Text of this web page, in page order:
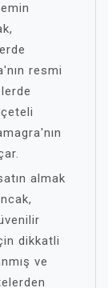
resmi
almak
dikkatli
ve